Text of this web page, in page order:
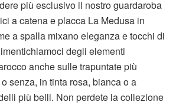
più esclusivo il nostro guardaroba
a catena e placca La Medusa in
a spalla mixano eleganza e tocchi di
degli elementi
anche sulle trapuntate più
senza, in tinta rosa, bianca o a
più belli. Non perdete la collezione